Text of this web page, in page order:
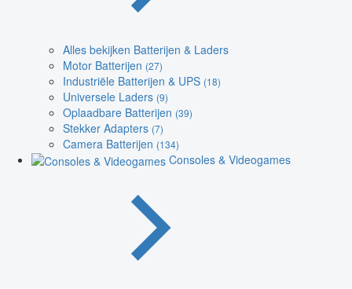
Alles bekijken Batterijen & Laders
Motor Batterijen (27)
Industriële Batterijen & UPS (18)
Universele Laders (9)
Oplaadbare Batterijen (39)
Stekker Adapters (7)
Camera Batterijen (134)
Consoles & Videogames